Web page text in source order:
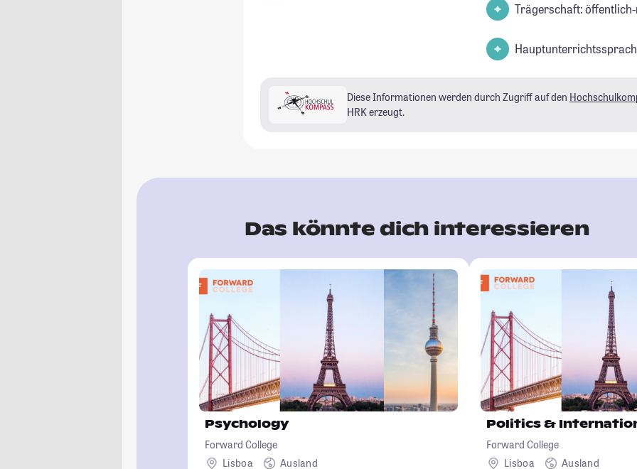
Trägerschaft:
Diese Informationen werden durch Zugriff auf den
HRK erzeugt.
Das könnte dich interessieren
Psychology
Forward College
Lisboa
Ausland
Politics &
Forward College
Lisboa
Ausland